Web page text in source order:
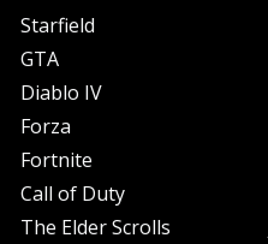
Starfield
GTA
Diablo IV
Forza
Fortnite
Call of Duty
The Elder Scrolls